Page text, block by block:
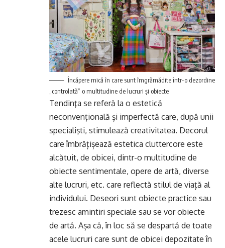
Încăpere mică în care sunt îmgrămădite într-o dezordine
„controlată” o multitudine de lucruri şi obiecte
Tendinţa se referă la o estetică
neconvențională și imperfectă care, după unii
specialişti, stimulează creativitatea. Decorul
care îmbrățișează estetica cluttercore este
alcătuit, de obicei, dintr-o multitudine de
obiecte sentimentale, opere de artă, diverse
alte lucruri, etc. care reflectă stilul de viață al
individului. Deseori sunt obiecte practice sau
trezesc amintiri speciale sau se vor obiecte
de artă. Așa că, în loc să se despartă de toate
acele lucruri care sunt de obicei depozitate în